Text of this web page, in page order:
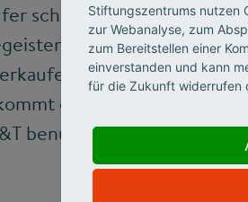
scheinen nur noch für
und absolut
Er bekommt eine
einen anderen VPN-
benutzen, dann reicht
Stiftungszentrums nutzen
zur Webanalyse, zum
zum Bereitstellen einer
einverstanden und kann
für die Zukunft widerrufen